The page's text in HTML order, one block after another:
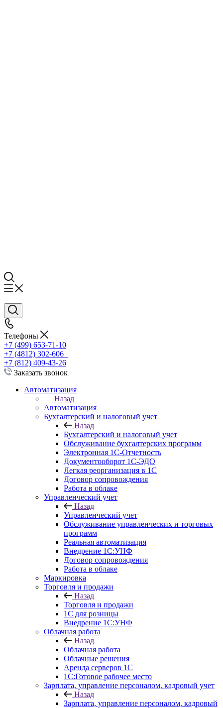
Телефоны
+7 (499) 653-71-10
+7 (4812) 302-606
+7 (812) 409-43-26
Заказать звонок
Автоматизация
Назад
Автоматизация
Бухгалтерский и налоговый учет
Назад
Бухгалтерский и налоговый учет
Обслуживание бухгалтерских программ
Электронная 1С-Отчетность
Документооборот 1С-ЭДО
Легкая реорганизация в 1С
Договор сопровождения
Работа в облаке
Управленческий учет
Назад
Управленческий учет
Обслуживание управленческих и торговых
программ
Реальная автоматизация
Внедрение 1С:УНФ
Договор сопровождения
Работа в облаке
Маркировка
Торговля и продажи
Назад
Торговля и продажи
1С для розницы
Внедрение 1С:УНФ
Облачная работа
Назад
Облачная работа
Облачные решения
Аренда серверов 1С
1C:Готовое рабочее место
Зарплата, управление персоналом, кадровый учет
Назад
Зарплата, управление персоналом, кадровый